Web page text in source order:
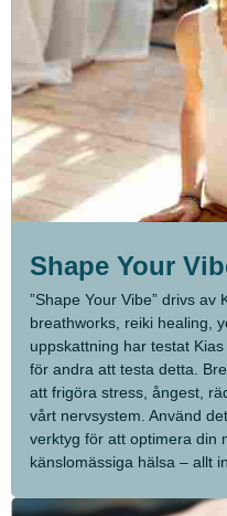
Shape Your
”Shape Your Vibe” drivs av
breathworks, reiki healing,
uppskattning har testat
för andra att testa detta.
att frigöra stress, ångest,
vårt nervsystem. Använd
verktyg för att optimera din
känslomässiga hälsa – allt